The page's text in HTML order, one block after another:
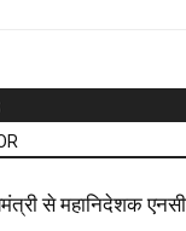
से महानिदेशक